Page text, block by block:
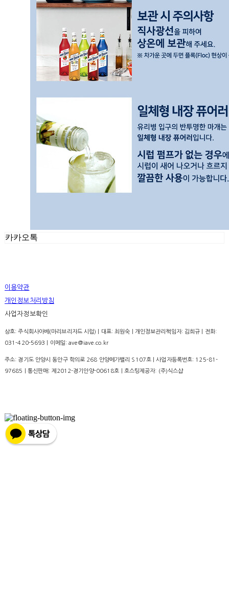
카카오톡
이용약관
개인정보처리방침
사업자정보확인
상호: 주식회사아베(마리브리자드 시럽) | 대표: 최원숙 | 개인정보관리책임자: 김희규 | 전화:
031-420-5693 | 이메일: ave@iave.co.kr
주소: 경기도 안양시 동안구 학의로 268 안양메가밸리 S107호 | 사업자등록번호: 125-81-
97685
| 통신판매: 제2012-경기안양-00618호 | 호스팅제공자: (주)식스샵